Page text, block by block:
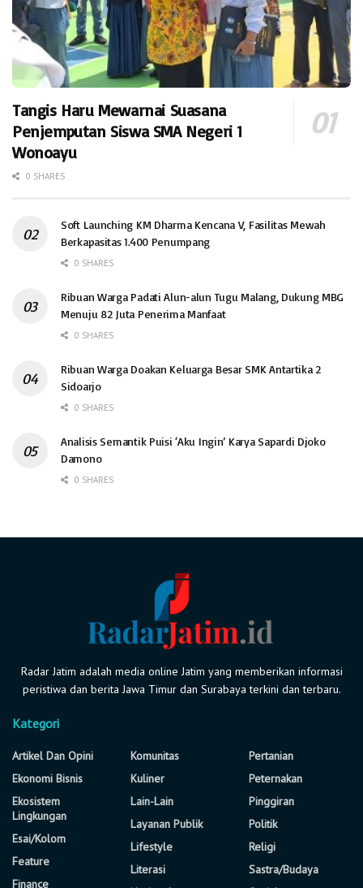
Tangis Haru Mewarnai Suasana
Penjemputan Siswa SMA Negeri 1
Wonoayu
0 SHARES
Soft Launching KM Dharma Kencana V, Fasilitas Mewah
Berkapasitas 1.400 Penumpang
0 SHARES
Ribuan Warga Padati Alun-alun Tugu Malang, Dukung MBG
Menuju 82 Juta Penerima Manfaat
0 SHARES
Ribuan Warga Doakan Keluarga Besar SMK Antartika 2
Sidoarjo
0 SHARES
Analisis Semantik Puisi ‘Aku Ingin’ Karya Sapardi Djoko
Damono
0 SHARES
Radar Jatim adalah media online Jatim yang memberikan informasi
peristiwa dan berita Jawa Timur dan Surabaya terkini dan terbaru.
Kategori
Artikel Dan Opini
Ekonomi Bisnis
Ekosistem
Lingkungan
Esai/Kolom
Feature
Finance
Komunitas
Kuliner
Lain-Lain
Layanan Publik
Lifestyle
Literasi
Pertanian
Peternakan
Pinggiran
Politik
Religi
Sastra/Budaya